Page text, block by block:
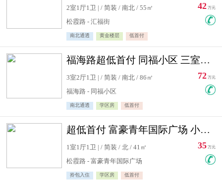
2室1厅1卫 | / 简装 / 南北 / 55㎡
松霞路 - 汇福街
南北通透 黄金楼层 低首付
42 万元
福海路超低首付 同福小区 三室住宅急售
3室2厅1卫 | / 简装 / 南北 / 86㎡
福海路 - 同福小区
南北通透 学区房 低首付
72 万元
超低首付 富豪青年国际广场 小高层住宅急售
1室1厅1卫 | / 简装 / 北 / 41㎡
松霞路 - 富豪青年国际广场
拎包入住 学区房 低首付
35 万元